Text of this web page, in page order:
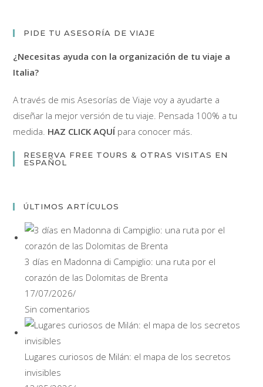
para
comentar
comentar
tu
(opcional)
PIDE TU ASESORÍA DE VIAJE
¿Necesitas ayuda con la organización de tu viaje a
Italia?
A través de mis Asesorías de Viaje voy a ayudarte a
diseñar la mejor versión de tu viaje. Pensada 100% a tu
medida. HAZ CLICK AQUÍpara conocer más.
RESERVA FREE TOURS & OTRAS VISITAS EN
ESPAÑOL
ÚLTIMOS ARTÍCULOS
3 días en Madonna di Campiglio: una ruta por el
corazón de las Dolomitas de Brenta
17/07/2026/
Sin comentarios
Lugares curiosos de Milán: el mapa de los secretos
invisibles